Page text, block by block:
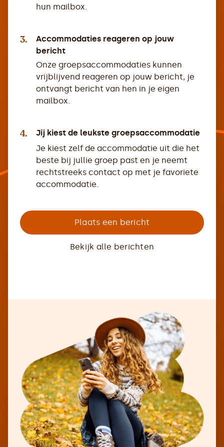
hun mailbox.
3.
Accommodaties reageren op jouw
bericht
Onze groepsaccommodaties kunnen
vrijblijvend reageren op jouw bericht, je
ontvangt bericht van hen in je eigen
mailbox.
4.
Jij kiest de leukste groepsaccommodatie
Je kiest zelf de accommodatie uit die het
beste bij jullie groep past en je neemt
rechtstreeks contact op met je favoriete
accommodatie.
Plaats een bericht
Bekijk alle berichten